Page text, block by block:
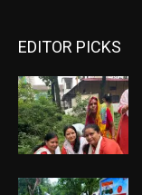
EDITOR PICKS